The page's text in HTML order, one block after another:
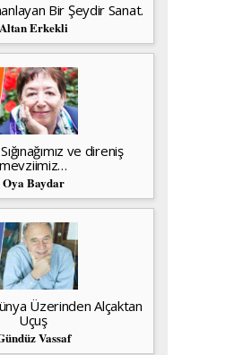
Bir Şeydir Sanat.
Altan Erkekli
ve direniş
mevziimiz…
Oya Baydar
Üzerinden Alçaktan
Uçuş
Vassaf